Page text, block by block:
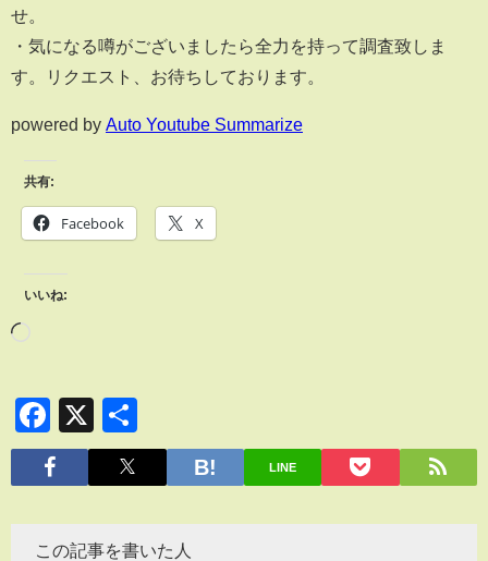
せ。
・気になる噂がございましたら全力を持って調査致しま
す。リクエスト、お待ちしております。
powered by Auto Youtube Summarize
共有:
Facebook X
いいね:
Facebook
X
有
LINE
この記事を書いた人